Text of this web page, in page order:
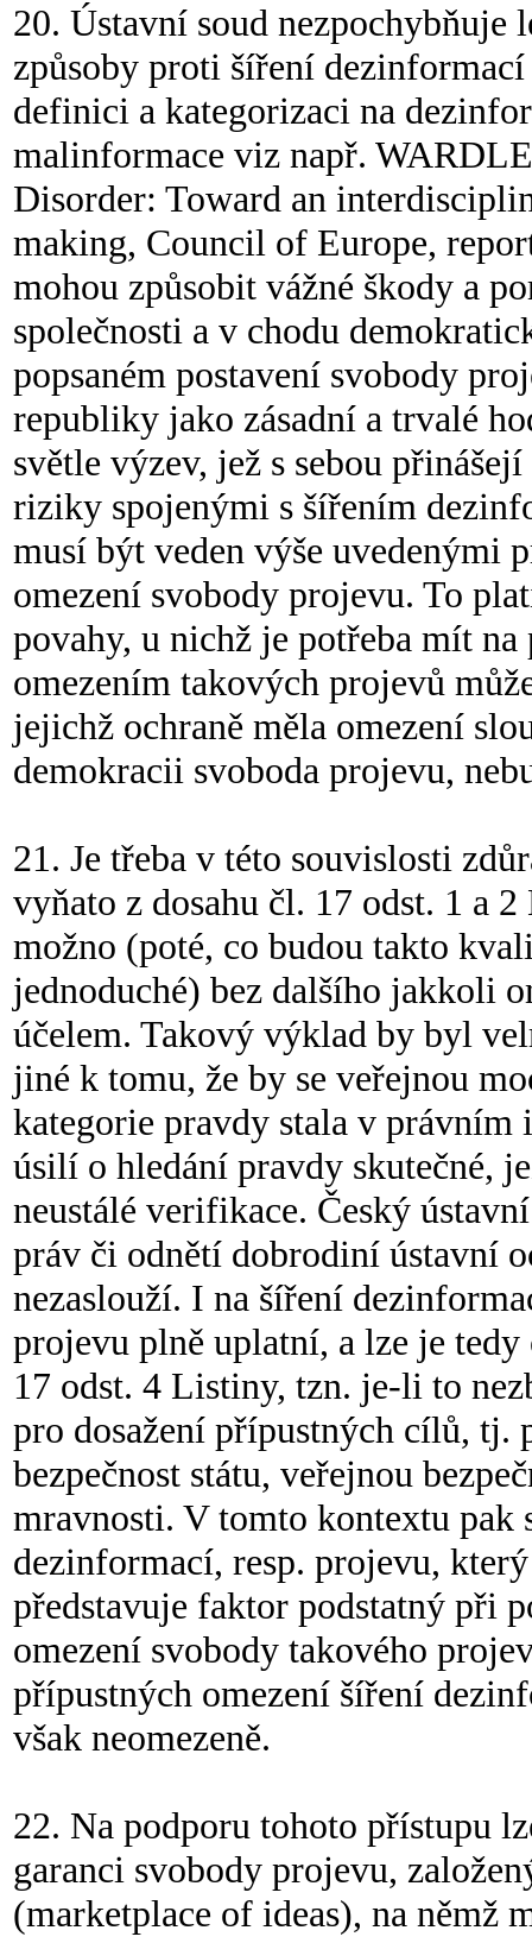
20. Ústavní soud
způsoby proti šíření
definici a kategorizaci na
malinformace viz např.
Disorder: Toward an
making, Council of Europe,
mohou způsobit vážné škody a
společnosti a v chodu
popsaném postavení svobody
republiky jako zásadní a trvalé
světle výzev, jež s sebou
riziky spojenými s šířením
musí být veden výše
omezení svobody projevu. To
povahy, u nichž je potřeba mít
omezením takových projevů
jejichž ochraně měla omezení
demokracii svoboda projevu,
21. Je třeba v této souvislosti
vyňato z dosahu čl. 17 odst. 1 a
možno (poté, co budou takto
jednoduché) bez dalšího jakkoli
účelem. Takový výklad by byl
jiné k tomu, že by se veřejnou
kategorie pravdy stala v
úsilí o hledání pravdy skutečné,
neustálé verifikace. Český
práv či odnětí dobrodiní ústavní
nezaslouží. I na šíření
projevu plně uplatní, a lze je
17 odst. 4 Listiny, tzn. je-li to
pro dosažení přípustných cílů, tj.
bezpečnost státu, veřejnou
mravnosti. V tomto kontextu pak
dezinformací, resp. projevu,
představuje faktor podstatný při
omezení svobody takového
přípustných omezení šíření
však neomezeně.
22. Na podporu tohoto přístupu
garanci svobody projevu,
(marketplace of ideas), na němž